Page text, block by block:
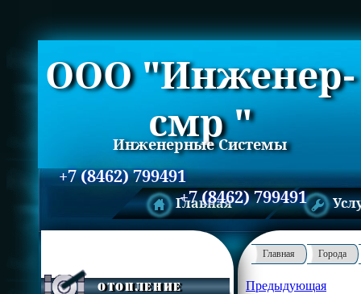
ООО "Инженер-
смр "
Инженерные Системы
+7 (8462) 799491
+7 (8462) 799491
Главная
Отопление
Главная Города
Предыдующая